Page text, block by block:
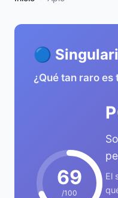
🔵
¿Qué tan raro es
69
/100
El